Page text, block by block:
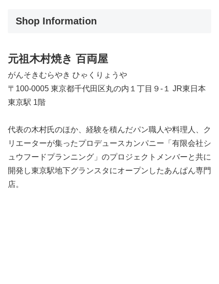
Shop Information
元祖木村焼き 百両屋
がんそきむらやき ひゃくりょうや
〒100-0005 東京都千代田区丸の内１丁目９-１ JR東日本
東京駅 1階
代表の木村氏のほか、経験を積んだパン職人や料理人、ク
リエーターが集ったプロデュースカンパニー「有限会社シ
ュウフードプランニング」のプロジェクトメンバーと共に
開発し東京駅地下グランスタにオープンしたあんぱん専門
店。